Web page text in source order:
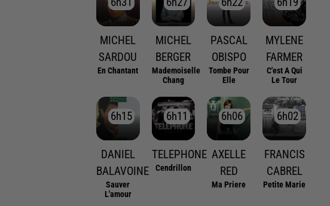
MICHEL
SARDOU
En Chantant
MICHEL
BERGER
Mademoiselle
Chang
PASCAL
OBISPO
Tombe Pour
Elle
MYLENE
FARMER
C'est A Qui
Le Tour
6h15
6h15
DANIEL
BALAVOINE
Sauver
L'amour
6h11
6h11
TELEPHONE
Cendrillon
6h06
6h06
AXELLE
RED
Ma Priere
6h02
6h02
FRANCIS
CABREL
Petite Marie